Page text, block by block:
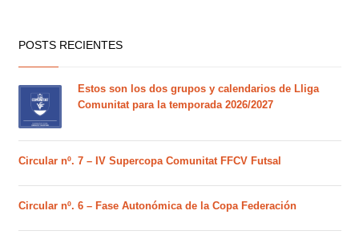
POSTS RECIENTES
Estos son los dos grupos y calendarios de Lliga
Comunitat para la temporada 2026/2027
Circular nº. 7 – IV Supercopa Comunitat FFCV Futsal
Circular nº. 6 – Fase Autonómica de la Copa Federación